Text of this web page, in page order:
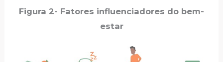
Figura 2- Fatores influenciadores do bem-
estar